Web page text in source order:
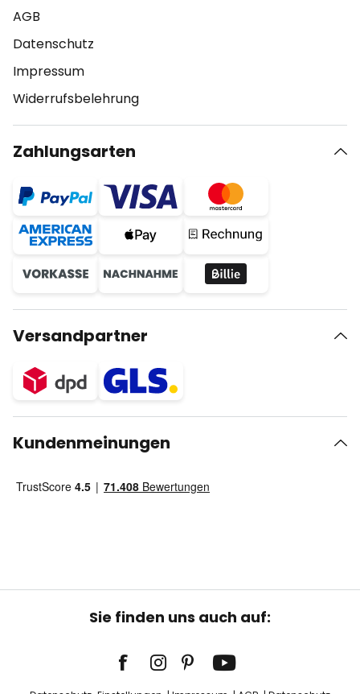
AGB
Datenschutz
Impressum
Widerrufsbelehrung
Zahlungsarten
Versandpartner
Kundenmeinungen
Sie finden uns auch auf: